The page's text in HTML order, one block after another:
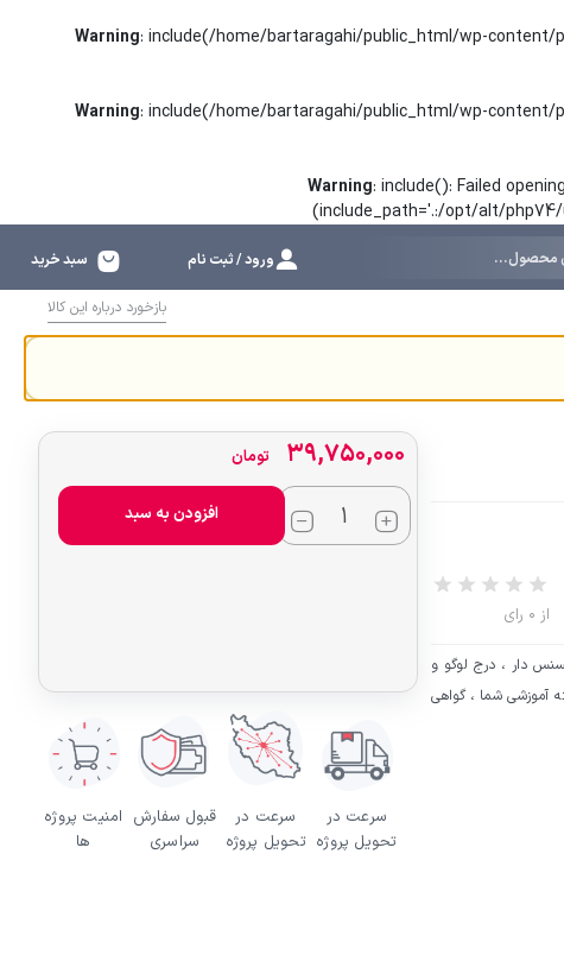
Warning: include(/home/bartaragahi/public_html/wp-
Warning: include(/home/bartaragahi/public_html/wp-
Warning: include(): Failed
(include_path='.:/opt/alt/
ورود / ثبت نام سبد خرید
بازخورد درباره این کالا
از 0 رای
دار ، درج لوگو و
، اضافه نمودن 10 دسته بندی و 10 مورد بسته آموزشی شما ، گواهی
۳۹,۷۵۰,۰۰۰ تومان
افزودن به سبد
سرعت در
تحویل پروژه
سرعت در
تحویل پروژه
قبول سفارش
سراسری
امنیت پروژه
ها